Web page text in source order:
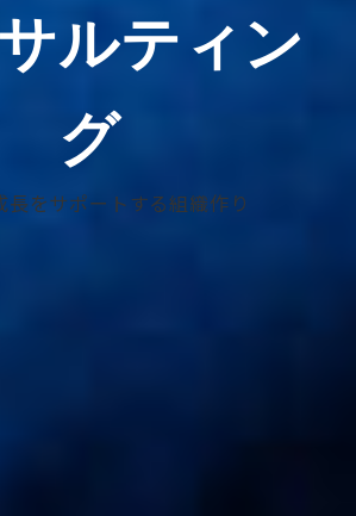
サルティン
グ
長をサポートする組織作り